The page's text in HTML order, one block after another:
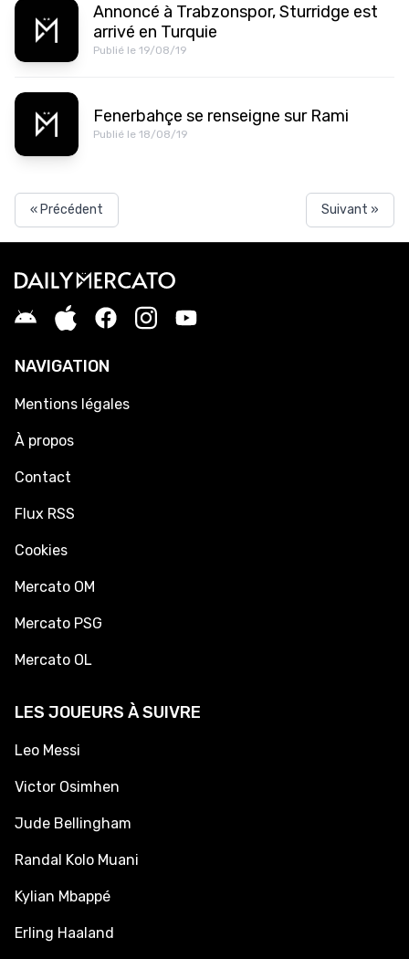
Annoncé à Trabzonspor, Sturridge est
arrivé en Turquie
Publié le 19/08/19
Fenerbahçe se renseigne sur Rami
Publié le 18/08/19
« Précédent Suivant »
NAVIGATION
Mentions légales
À propos
Contact
Flux RSS
Cookies
Mercato OM
Mercato PSG
Mercato OL
LES JOUEURS À SUIVRE
Leo Messi
Victor Osimhen
Jude Bellingham
Randal Kolo Muani
Kylian Mbappé
Erling Haaland